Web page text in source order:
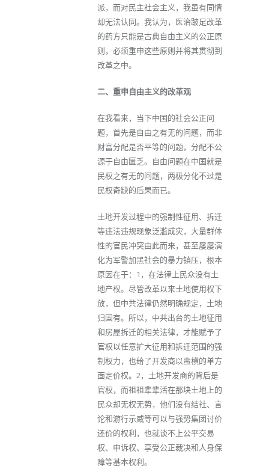
派，而对民主社会主义，我虽有同情
却无法认同。我认为，医治跛足改革
的药方只能是古典自由主义的公正原
则，必须重申这些原则并将其贯彻到
改革之中。
二、重申自由主义的改革观
在我看来，当下中国的社会公正问
题，首先是自由之有无的问题，而非
财富分配是否平等的问题，分配不公
源于自由匮乏。自由问题在中国就是
民权之有无的问题，两极分化不过是
民权奇缺的后果而已。
土地开发过程中的强制性征用、拆迁
等违法违规现象泛滥成灾，大量群体
性的官民冲突由此而来，甚至屡屡演
化为军警加黑社会的暴力镇压，根本
原因在于：1，在法律上民众没有土
地产权。尽管改革以来土地使用权下
放，但中共法律仍然明确规定，土地
归国有。所以，中共出台的土地征用
和房屋拆迁的相关法律，才能赋予了
官权以任意扩大征用和拆迁范围的强
制权力，也给了开发商以蛮横的单方
面定价权。2，土地开发商的背后是
官权，而祖祖辈辈活在那块土地上的
民众却无权无势，他们没有结社、言
论和游行示威等可以与强势集团讨价
还价的权利，也就谈不上公平交易
权、申诉权、享受公正裁决和人身保
障等基本权利。